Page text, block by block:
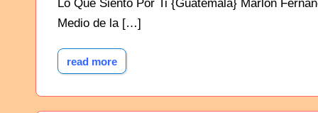
Lo Que Siento Por Ti {Guatemala} Marlon
Medio de la […]
read more